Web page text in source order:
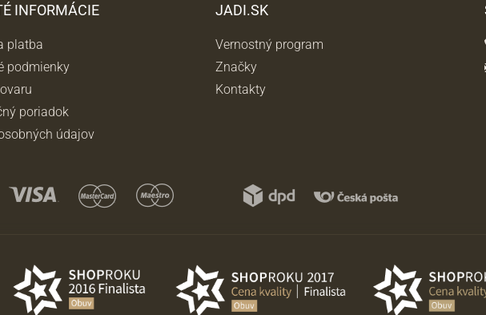
INFORMÁCIE
platba
podmienky
poriadok
údajov
JADI.SK
Vernostný program
Značky
Kontakty